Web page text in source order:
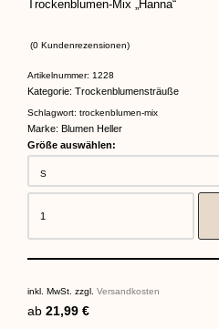
Trockenblumen-Mix „Hanna“
(0 Kundenrezensionen)
Artikelnummer: 1228
Kategorie: Trockenblumensträuße
Schlagwort: trockenblumen-mix
Marke: Blumen Heller
Größe auswählen:
inkl. MwSt. zzgl. Versandkosten
ab 21,99 €